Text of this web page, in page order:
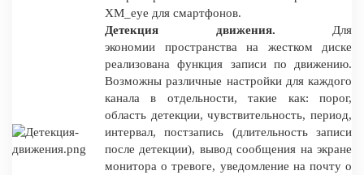
XM_eye для смартфонов.
Детекция движения. Для
экономии пространства на жестком диске
реализована функция записи по движению.
Возможны различные настройки для каждого
канала в отдельности, такие как: порог,
область детекции, чувствительность, период,
интервал, постзапись (длительность записи
после детекции), вывод сообщения на экране
монитора о тревоге, уведомление на почту о